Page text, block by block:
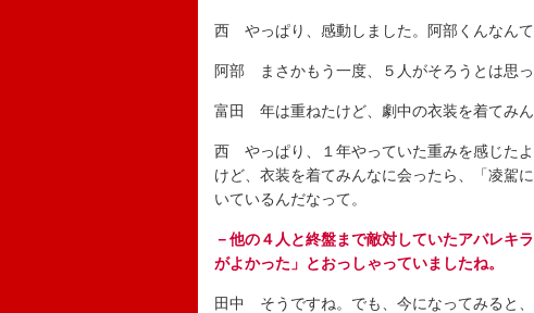
西 やっぱり、感動しました。阿部くんなんて
阿部 まさかもう一度、５人がそろうとは思っ
富田 年は重ねたけど、劇中の衣装を着てみ
西 やっぱり、１年やっていた重みを感じた
けど、衣装を着てみんなに会ったら、「凌駕
いているんだなって。
－他の４人と終盤まで敵対していたアバレキ
がよかった」とおっしゃっていましたね。
田中 そうですね。でも、今になってみると